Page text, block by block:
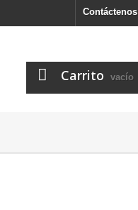
Contáctenos
Carrito vacío